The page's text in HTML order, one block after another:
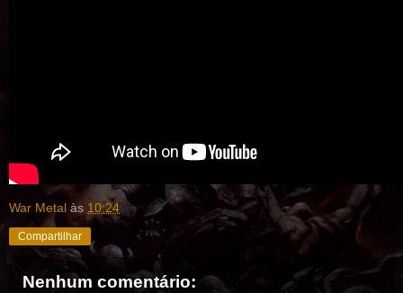
War Metal às 10:24
Compartilhar
Nenhum comentário: